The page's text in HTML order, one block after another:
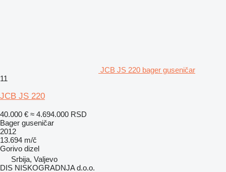
JCB JS 220 bager guseničar
11
JCB JS 220
40.000 € ≈ 4.694.000 RSD
Bager guseničar
2012
13.694 m/č
Gorivo dizel
Srbija, Valjevo
DIS NISKOGRADNJA d.o.o.